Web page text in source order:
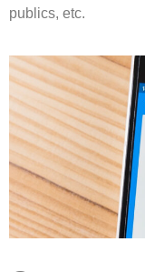
publics, etc.